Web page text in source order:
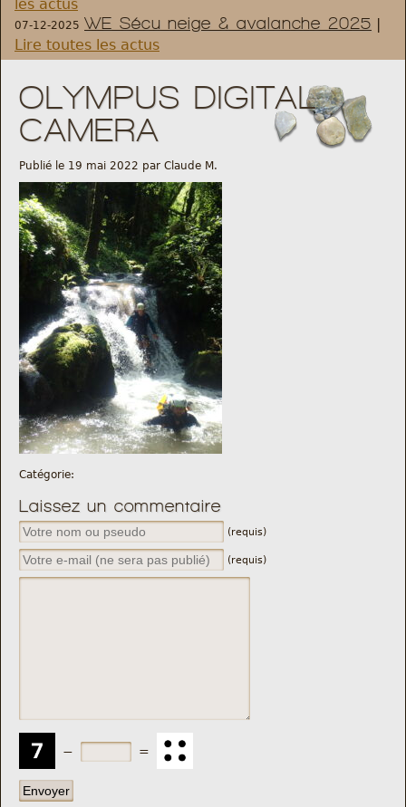
Règlement et statuts
Modalités d’inscriptions
Cartes découvertes
Comité Directeur
Frais kilométriques
Formation
Infos contact
Nous contacter
Nous trouver
Comment être informé des sorties
Programme
Crazy Gums
les actus
07-12-2025 WE Sécu neige & avalanche 2025 |
Lire toutes les actus
OLYMPUS DIGITAL
CAMERA
Publié le 19 mai 2022 par Claude M.
Catégorie:
Laissez un commentaire
(requis)
(requis)
− =